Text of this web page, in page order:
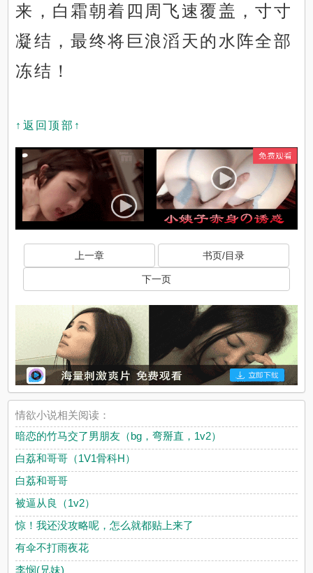
来，白霜朝着四周飞速覆盖，寸寸
凝结，最终将巨浪滔天的水阵全部
冻结！
↑返回顶部↑
上一章 书页/目录
下一页
情欲小说相关阅读：
暗恋的竹马交了男朋友（bg，弯掰直，1v2）
白荔和哥哥（1V1骨科H）
白荔和哥哥
被逼从良（1v2）
惊！我还没攻略呢，怎么就都贴上来了
有伞不打雨夜花
李悯(兄妹)